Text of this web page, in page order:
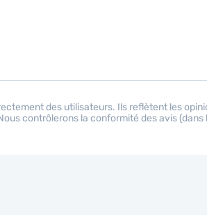
des utilisateurs. Ils reflètent les
contrôlerons la conformité des avis (dans